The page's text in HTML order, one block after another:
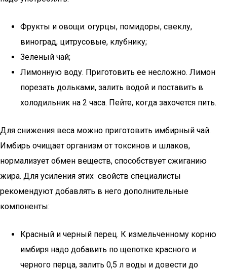
Фрукты и овощи: огурцы, помидоры, свеклу,
виноград, цитрусовые, клубнику;
Зеленый чай;
Лимонную воду. Приготовить ее несложно. Лимон
порезать дольками, залить водой и поставить в
холодильник на 2 часа. Пейте, когда захочется пить.
Для снижения веса можно приготовить имбирный чай.
Имбирь очищает организм от токсинов и шлаков,
нормализует обмен веществ, способствует сжиганию
жира. Для усиления этих свойств специалисты
рекомендуют добавлять в него дополнительные
компоненты:
Красный и черный перец. К измельченному корню
имбиря надо добавить по щепотке красного и
черного перца, залить 0,5 л воды и довести до